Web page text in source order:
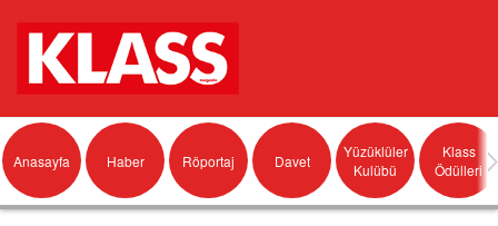
Anasayfa Haber Röportaj Davet
Yüzüklüler
Kulübü
Klass
Ödülleri